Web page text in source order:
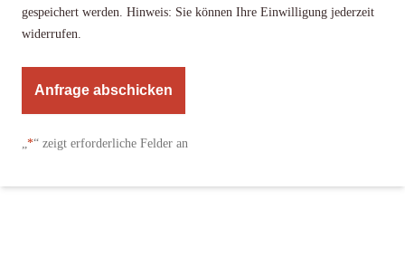
*“ zeigt erforderliche Felder an
gespeichert werden. Hinweis: Sie können Ihre Einwilligung jederzeit
widerrufen.
t
r